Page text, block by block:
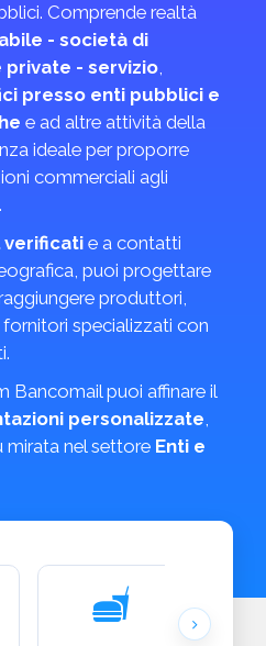
Comprende realtà
- società di
private - servizio,
presso enti pubblici e
e ad altre attività della
ideale per proporre
commerciali agli
verificati e a contatti
puoi progettare
produttori,
specializzati con
Bancomail puoi affinare il
personalizzate,
mirata nel settore Enti e